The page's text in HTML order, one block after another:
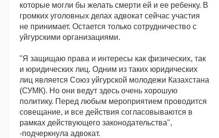
которые могли бы желать смерти ей и ее ребенку. В
громких уголовных делах адвокат сейчас участия
не принимает. Остается только сотрудничество с
уйгурскими организациями.
"Я защищаю права и интересы как физических, так
и юридических лиц. Одним из таких юридических
лиц является Союз уйгурской молодежи Казахстана
(СУМК). Но они ведут здесь очень хорошую
политику. Перед любым мероприятием проводится
совещание, и все действия согласовываются в
рамках действующего законодательства",
-подчеркнула адвокат.